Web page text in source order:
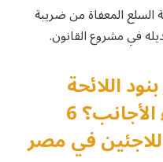
المعفاة من ضريبة
في مشروع القانون.
اللائحة
التنفيذية لقانون لجوء الأجانب؟ 6
في مصر